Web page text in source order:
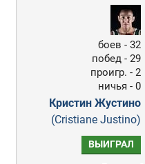
боев - 32
побед - 29
проигр. - 2
ничья - 0
Кристин Жустино
(Cristiane Justino)
ВЫИГРАЛ